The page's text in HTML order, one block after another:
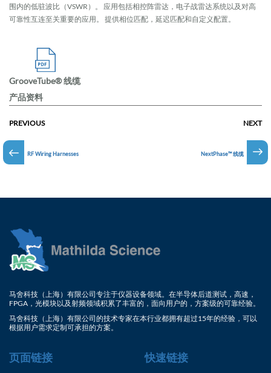
围内的低驻波比（VSWR）。 应用包括相控阵雷达，电子战雷达系统以及对高
可靠性互连至关重要的应用。 提供相位匹配，延迟匹配和自定义配置。
GrooveTube® 线缆
产品资料
PREVIOUS
RF Wiring Harnesses
NEXT
NextPhase™ 线缆
马舍科技（上海）有限公司专注于仪器设备领域。在半导体后道测试，高速，
FPGA，光模块以及射频领域积累了丰富的，面向用户的，方案级的可靠经验。
马舍科技（上海）有限公司的技术专家在本行业都拥有超过15年的经验，可以
根据用户需求定制可承担的方案。
页面链接 快速链接